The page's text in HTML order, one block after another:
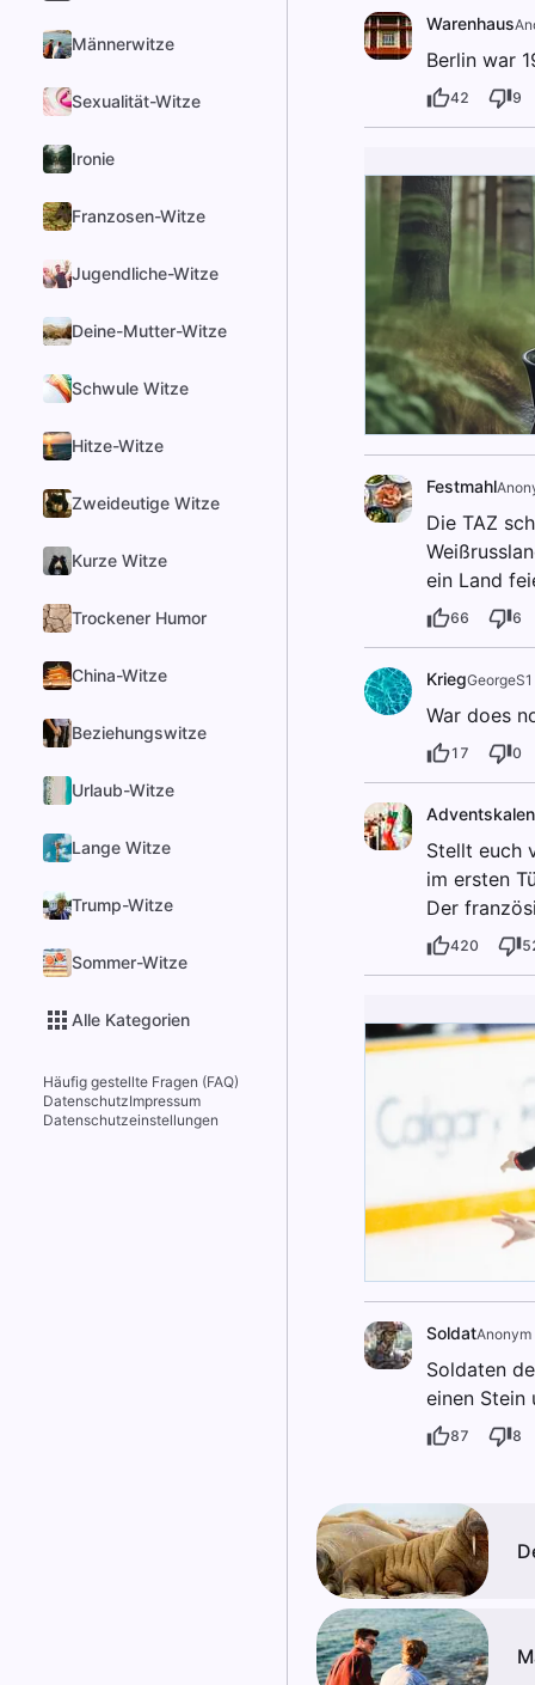
Männerwitze
Sexualität-Witze
Ironie
Franzosen-Witze
Jugendliche-Witze
Deine-Mutter-Witze
Schwule Witze
Hitze-Witze
Zweideutige Witze
Kurze Witze
Trockener Humor
China-Witze
Beziehungswitze
Urlaub-Witze
Lange Witze
Trump-Witze
Sommer-Witze
Alle Kategorien
Häufig gestellte Fragen (FAQ)
DatenschutzImpressum
Datenschutzeinstellungen
Warenhaus
Berlin war
42 9
Festmahl
Die TAZ
ein Land
66 6
KriegGeorgeS1
War does
17 0
Stellt euch
im ersten
Der
420
SoldatAnonym
Soldaten
einen Stein
87 8